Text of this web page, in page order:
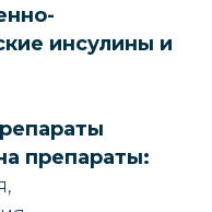
инсулины и
препараты: